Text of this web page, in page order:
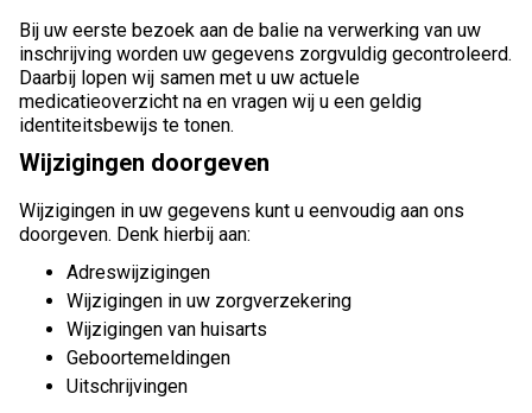
Bij uw eerste bezoek aan de balie na verwerking van uw
inschrijving worden uw gegevens zorgvuldig gecontroleerd.
Daarbij lopen wij samen met u uw actuele
medicatieoverzicht na en vragen wij u een geldig
identiteitsbewijs te tonen.
Wijzigingen doorgeven
Wijzigingen in uw gegevens kunt u eenvoudig aan ons
doorgeven. Denk hierbij aan:
Adreswijzigingen
Wijzigingen in uw zorgverzekering
Wijzigingen van huisarts
Geboortemeldingen
Uitschrijvingen